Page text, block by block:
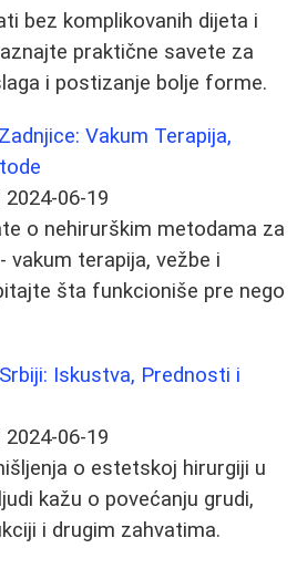
bez komplikovanih dijeta i
praktične savete za
i postizanje bolje forme.
Vakum Terapija,
2024-06-19
o nehirurškim metodama za
vakum terapija, vežbe i
šta funkcioniše pre nego
Iskustva, Prednosti i
2024-06-19
o estetskoj hirurgiji u
kažu o povećanju grudi,
i drugim zahvatima.